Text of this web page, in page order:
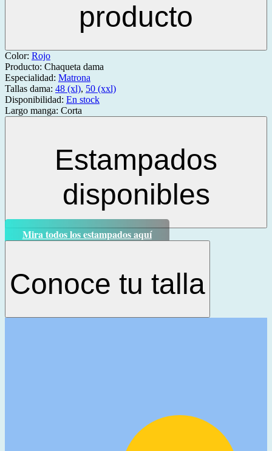
producto
Color: Rojo
Producto: Chaqueta dama
Especialidad: Matrona
Tallas dama: 48 (xl), 50 (xxl)
Disponibilidad: En stock
Largo manga: Corta
Estampados
disponibles
Mira todos los estampados aquí
Conoce tu talla